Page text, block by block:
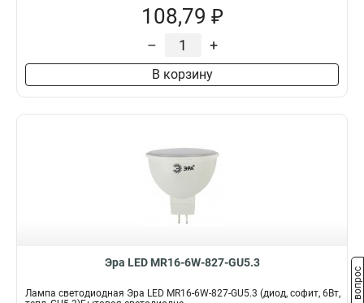
108,79 ₽
– +
В корзину
Эра LED MR16-6W-827-GU5.3
Лампа светодиодная Эра LED MR16-6W-827-GU5.3 (диод, софит, 6Вт,